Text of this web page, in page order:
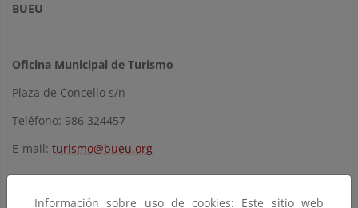
BUEU
Oficina Municipal de Turismo
Plaza de Concello s/n
Teléfono: 986 324457
E-mail: turismo@bueu.org
Información sobre uso de cookies: Este sitio web